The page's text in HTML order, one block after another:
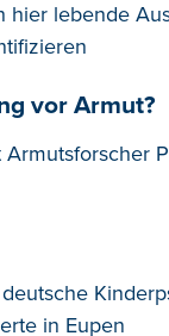
hier lebende
vor Armut?
in Eupen